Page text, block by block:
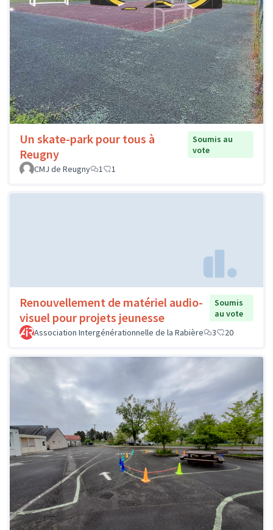
Un skate-park pour tous à
Reugny
Soumis au
vote
CMJ de Reugny
1 1
Renouvellement de matériel audio-
visuel pour projets jeunesse
Soumis
au vote
Association Intergénérationnelle de la Rabière
3 20